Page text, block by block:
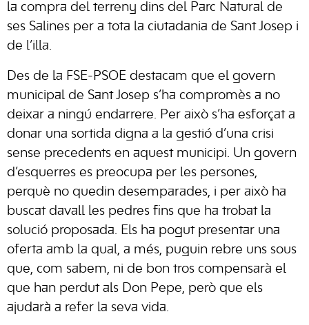
la compra del terreny dins del Parc Natural de
ses Salines per a tota la ciutadania de Sant Josep i
de l’illa.
Des de la FSE-PSOE destacam que el govern
municipal de Sant Josep s’ha compromès a no
deixar a ningú endarrere. Per això s’ha esforçat a
donar una sortida digna a la gestió d’una crisi
sense precedents en aquest municipi. Un govern
d’esquerres es preocupa per les persones,
perquè no quedin desemparades, i per això ha
buscat davall les pedres fins que ha trobat la
solució proposada. Els ha pogut presentar una
oferta amb la qual, a més, puguin rebre uns sous
que, com sabem, ni de bon tros compensarà el
que han perdut als Don Pepe, però que els
ajudarà a refer la seva vida.